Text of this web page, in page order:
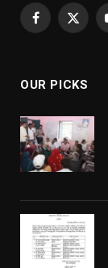
Facebook
X
OUR PICKS